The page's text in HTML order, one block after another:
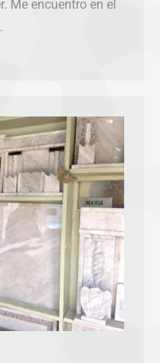
Me encuentro en el